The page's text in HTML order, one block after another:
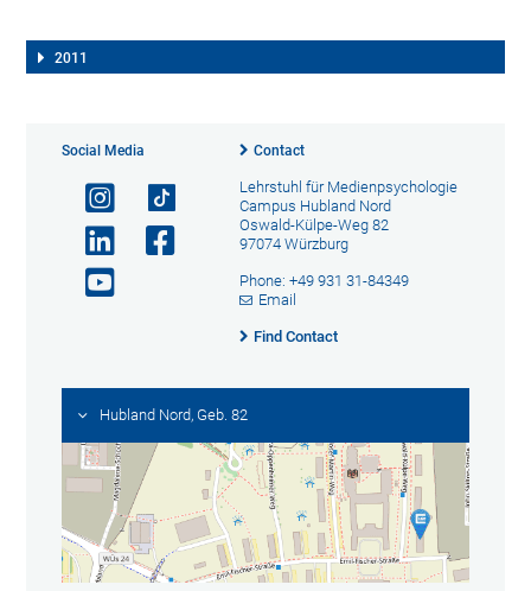
2011
Social Media Contact
Lehrstuhl für Medienpsychologie
Campus Hubland Nord
Oswald-Külpe-Weg 82
97074 Würzburg
Phone: +49 931 31-84349
Email
Find Contact
Hubland Nord, Geb. 82